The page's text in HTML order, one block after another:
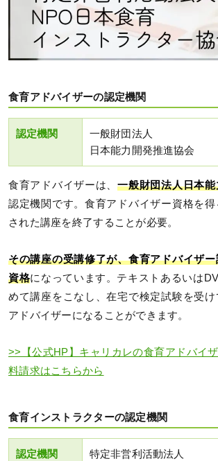
食育アドバイザーの認定機関
認定機関
一般財団法人
日本能力開発推進協会
食育アドバイザーは、一般財団法人日本
認定機関です。食育アドバイザー資格を
された講座を終了することが必要。
その講座の受講修了が、食育アドバイザ
資格になっています。テキストあるいは
めて講座をこなし、在宅で検定試験を受
アドバイザーになることができます。
>>【公式HP】キャリカレの食育アドバイ
料請求はこちらから
食育インストラクターの認定機関
認定機関
特定非営利活動法人